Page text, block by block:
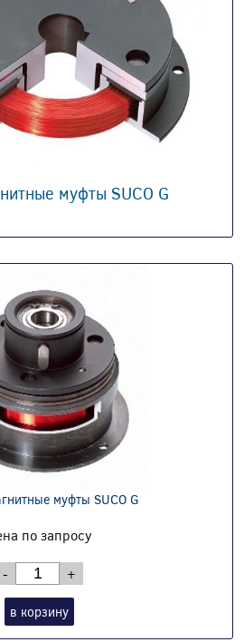
муфты SUCO G
муфты SUCO G
по запросу
- +
в корзину